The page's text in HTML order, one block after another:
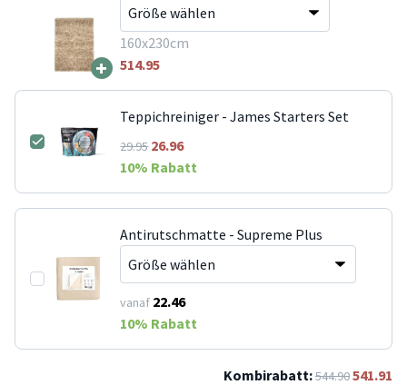
+
160x230cm
514.95
Teppichreiniger - James Starters Set
29.9526.96
10% Rabatt
Antirutschmatte - Supreme Plus
vanaf 22.46
10% Rabatt
Kombirabatt:544.90541.91